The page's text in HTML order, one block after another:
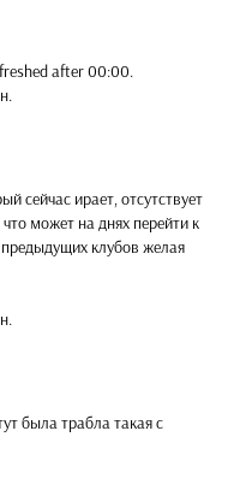
after00:00.
сейчас ирает, отсутствует
может на днях перейти к
клубов желая
была трабла такая с